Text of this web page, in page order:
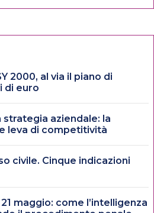
2000, al via il piano di
di euro
strategia aziendale: la
leva di competitività
civile. Cinque indicazioni
maggio: come l’intelligenza